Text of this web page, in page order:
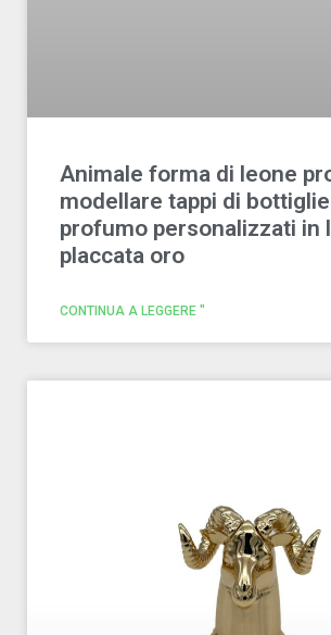
Animale forma di leone
modellare tappi di
profumo personalizzati in
placcata oro
CONTINUA A LEGGERE "